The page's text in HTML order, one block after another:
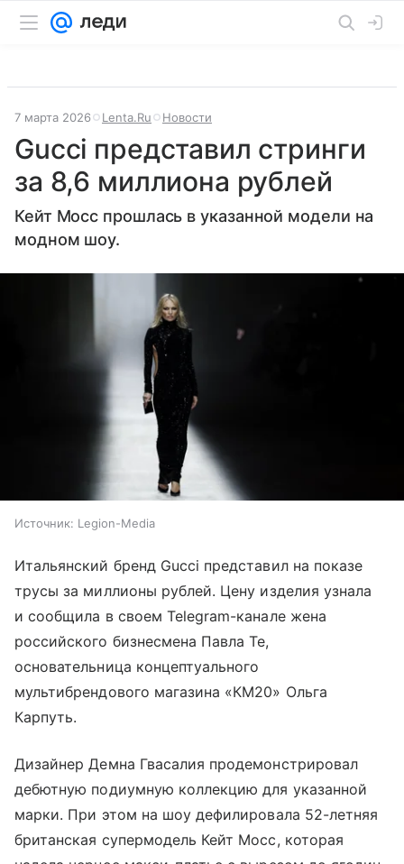
7 марта 2026 Lenta.Ru Новости
Gucci представил стринги
за 8,6 миллиона рублей
Кейт Мосс прошлась в указанной модели на
модном шоу.
Источник: Legion-Media
Итальянский бренд Gucci представил на показе
трусы за миллионы рублей. Цену изделия узнала
и сообщила в своем Telegram-канале жена
российского бизнесмена Павла Те,
основательница концептуального
мультибрендового магазина «КМ20» Ольга
Карпуть.
Дизайнер Демна Гвасалия продемонстрировал
дебютную подиумную коллекцию для указанной
марки. При этом на шоу дефилировала 52-летняя
британская супермодель Кейт Мосс, которая